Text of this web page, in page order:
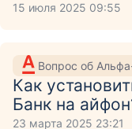
15 июля 2025 09:55
Вопрос об
Как
Банк на
23 марта 2025 23:21